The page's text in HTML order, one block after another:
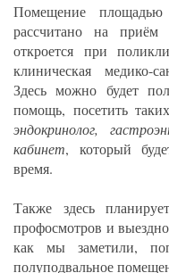
Помещение
рассчитано на приём
откроется при
клиническая медико-
Здесь можно будет
помощь, посетить
эндокринолог,
кабинет, который
время.
Также здесь
профосмотров и
как мы заметили,
полуподвальное